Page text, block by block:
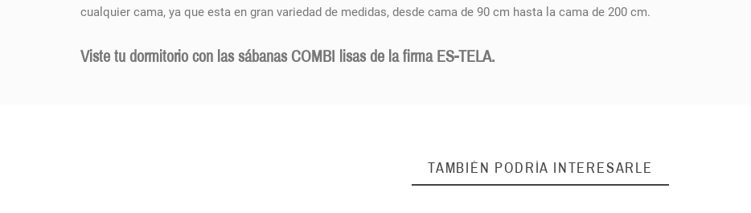
cualquier cama, ya que esta en gran variedad de medidas, desde cama de 90 cm hasta la cama de 200 cm.
Viste tu dormitorio con las sábanas COMBI lisas de la firma ES-TELA.
TAMBIÉN PODRÍA INTERESARLE